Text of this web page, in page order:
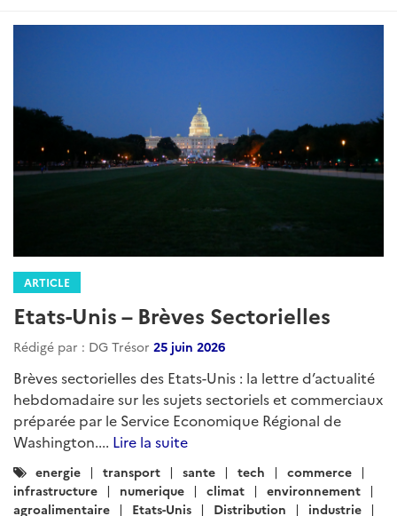
ARTICLE
Etats-Unis – Brèves Sectorielles
Rédigé par : DG Trésor 25 juin 2026
Brèves sectorielles des Etats-Unis : la lettre d’actualité
hebdomadaire sur les sujets sectoriels et commerciaux
préparée par le Service Economique Régional de
Washington.... Lire la suite
Catégories
:
energie transport sante tech
commerce
infrastructure
numerique climat
environnement
agroalimentaire
Etats-Unis Distribution
industrie